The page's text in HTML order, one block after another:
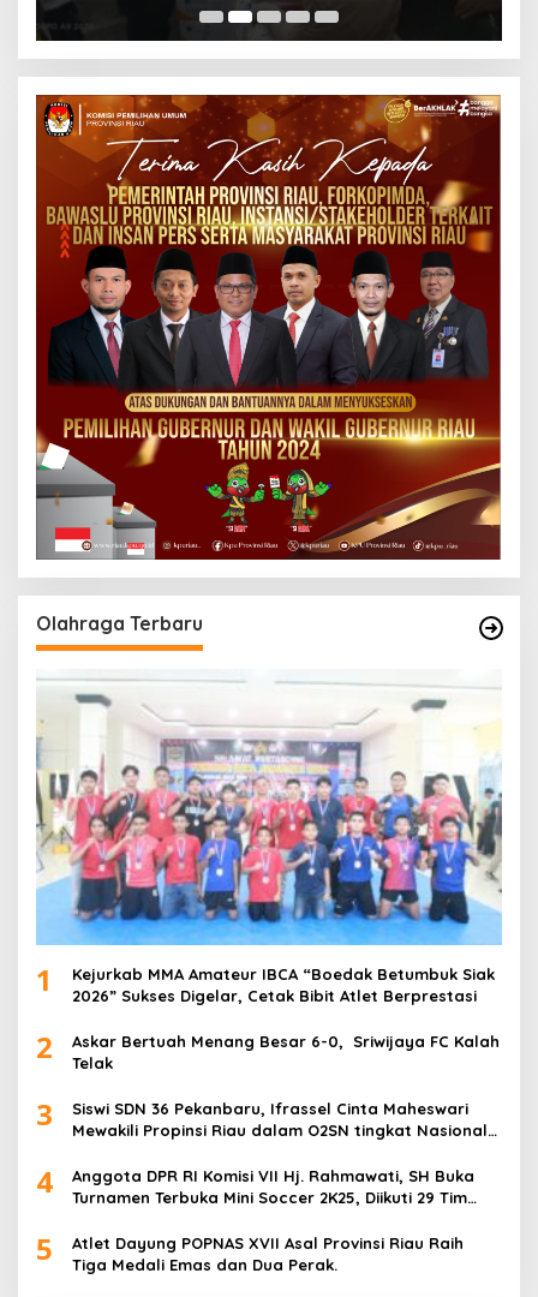
Olahraga Terbaru
1
Kejurkab MMA Amateur IBCA “Boedak Betumbuk Siak
2026” Sukses Digelar, Cetak Bibit Atlet Berprestasi
2
Askar Bertuah Menang Besar 6-0, Sriwijaya FC Kalah
Telak
3
Siswi SDN 36 Pekanbaru, Ifrassel Cinta Maheswari
Mewakili Propinsi Riau dalam O2SN tingkat Nasional
4
Anggota DPR RI Komisi VII Hj. Rahmawati, SH Buka
Turnamen Terbuka Mini Soccer 2K25, Diikuti 29 Tim
5
Atlet Dayung POPNAS XVII Asal Provinsi Riau Raih
Tiga Medali Emas dan Dua Perak.